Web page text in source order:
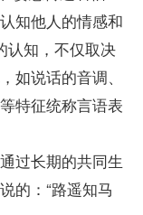
知他人的情感和
认知，不仅取决
如说话的音调、
特征统称言语表
过长期的共同生
的：“路遥知马